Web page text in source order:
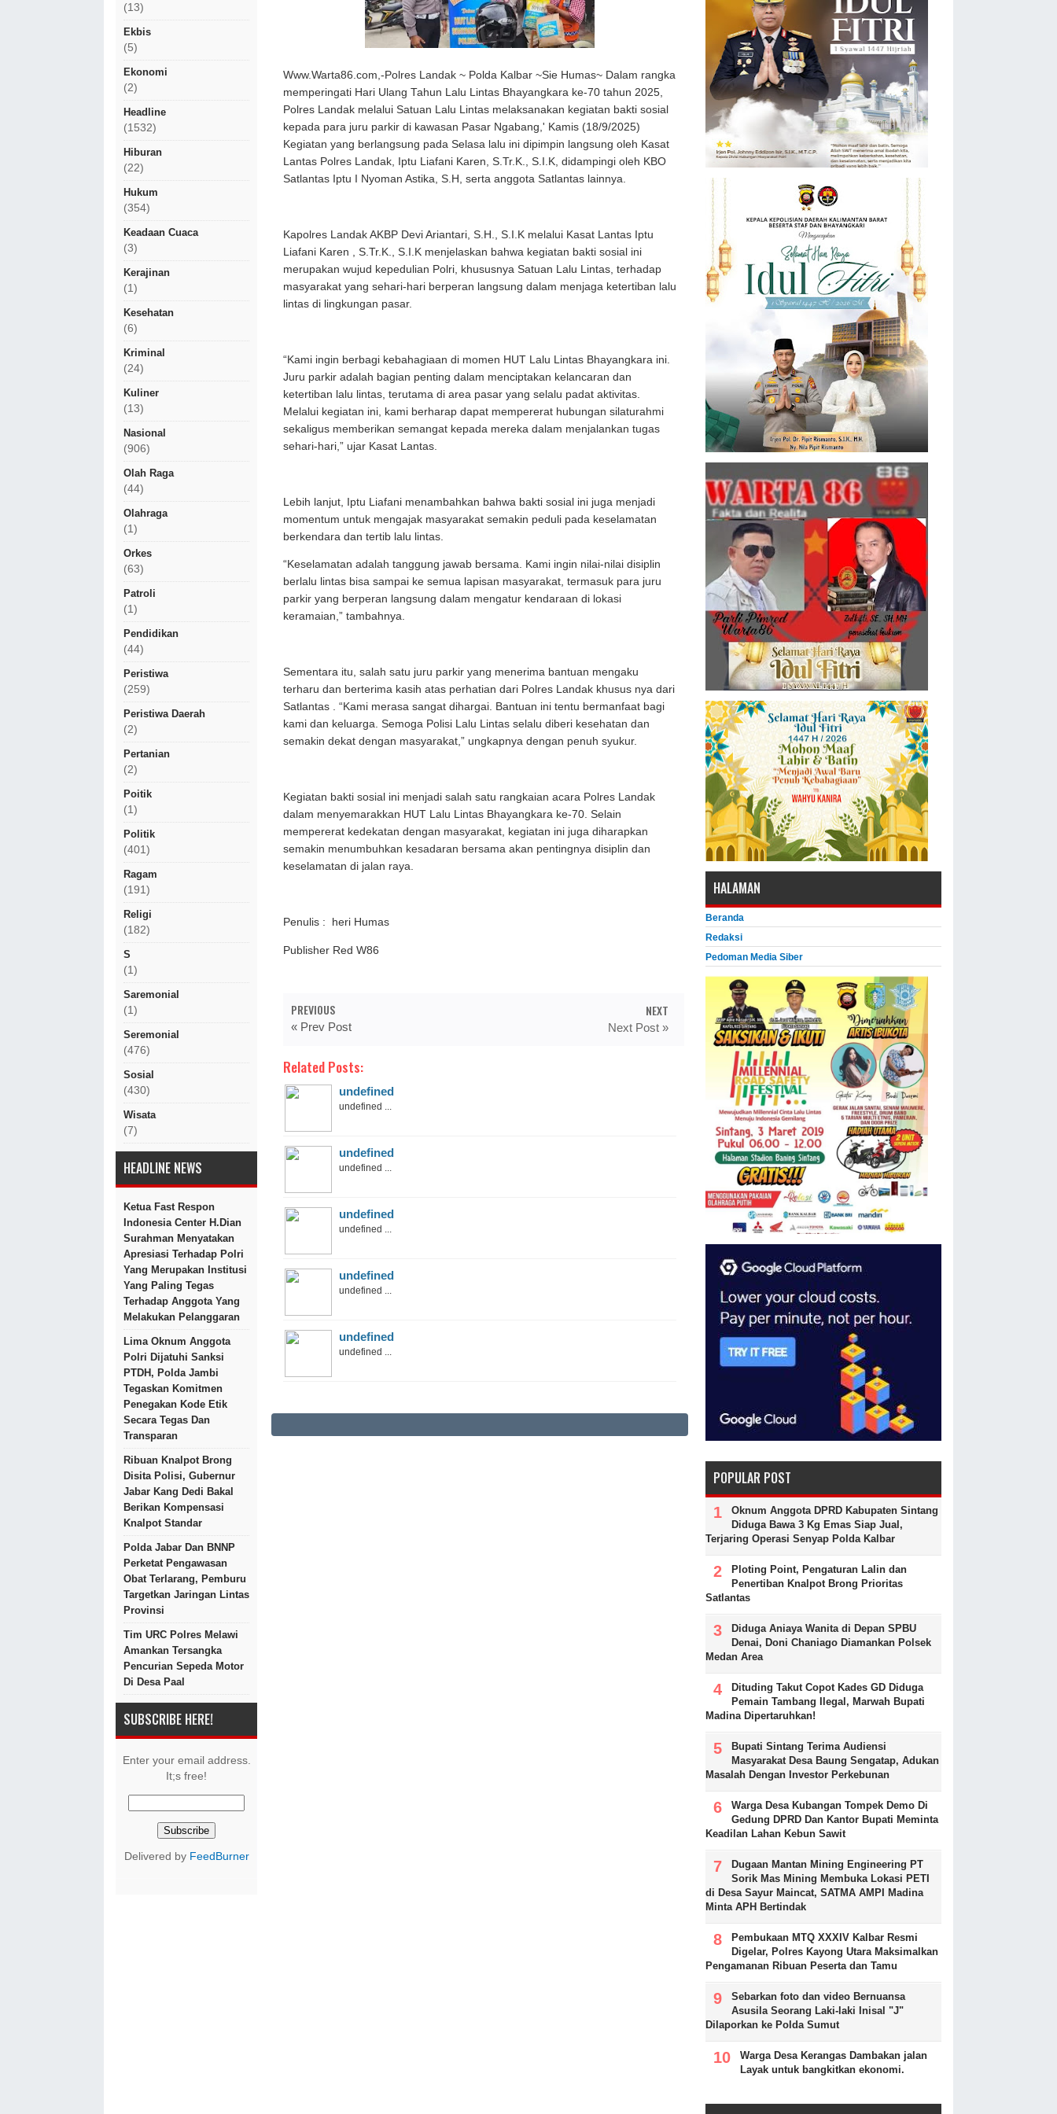
(13)
Ekbis
(5)
Ekonomi
(2)
Headline
(1532)
Hiburan
(22)
Hukum
(354)
Keadaan Cuaca
(3)
Kerajinan
(1)
Kesehatan
(6)
Kriminal
(24)
Kuliner
(13)
Nasional
(906)
Olah Raga
(44)
Olahraga
(1)
Orkes
(63)
Patroli
(1)
Pendidikan
(44)
Peristiwa
(259)
Peristiwa Daerah
(2)
Pertanian
(2)
Poitik
(1)
Politik
(401)
Ragam
(191)
Religi
(182)
S
(1)
Saremonial
(1)
Seremonial
(476)
Sosial
(430)
Wisata
(7)
HEADLINE NEWS
Ketua Fast Respon
Indonesia Center H.Dian
Surahman Menyatakan
Apresiasi Terhadap Polri
Yang Merupakan Institusi
Yang Paling Tegas
Terhadap Anggota Yang
Melakukan Pelanggaran
Lima Oknum Anggota
Polri Dijatuhi Sanksi
PTDH, Polda Jambi
Tegaskan Komitmen
Penegakan Kode Etik
Secara Tegas Dan
Transparan
Ribuan Knalpot Brong
Disita Polisi, Gubernur
Jabar Kang Dedi Bakal
Berikan Kompensasi
Knalpot Standar
Polda Jabar Dan BNNP
Perketat Pengawasan
Obat Terlarang, Pemburu
Targetkan Jaringan Lintas
Provinsi
Tim URC Polres Melawi
Amankan Tersangka
Pencurian Sepeda Motor
Di Desa Paal
SUBSCRIBE HERE!
Enter your email address.
It;s free!
Delivered by FeedBurner
Www.Warta86.com,-Polres Landak ~ Polda Kalbar ~Sie Humas~ Dalam rangka
memperingati Hari Ulang Tahun Lalu Lintas Bhayangkara ke-70 tahun 2025,
Polres Landak melalui Satuan Lalu Lintas melaksanakan kegiatan bakti sosial
kepada para juru parkir di kawasan Pasar Ngabang,' Kamis (18/9/2025)
Kegiatan yang berlangsung pada Selasa lalu ini dipimpin langsung oleh Kasat
Lantas Polres Landak, Iptu Liafani Karen, S.Tr.K., S.I.K, didampingi oleh KBO
Satlantas Iptu I Nyoman Astika, S.H, serta anggota Satlantas lainnya.
Kapolres Landak AKBP Devi Ariantari, S.H., S.I.K melalui Kasat Lantas Iptu
Liafani Karen , S.Tr.K., S.I.K menjelaskan bahwa kegiatan bakti sosial ini
merupakan wujud kepedulian Polri, khususnya Satuan Lalu Lintas, terhadap
masyarakat yang sehari-hari berperan langsung dalam menjaga ketertiban lalu
lintas di lingkungan pasar.
“Kami ingin berbagi kebahagiaan di momen HUT Lalu Lintas Bhayangkara ini.
Juru parkir adalah bagian penting dalam menciptakan kelancaran dan
ketertiban lalu lintas, terutama di area pasar yang selalu padat aktivitas.
Melalui kegiatan ini, kami berharap dapat mempererat hubungan silaturahmi
sekaligus memberikan semangat kepada mereka dalam menjalankan tugas
sehari-hari,” ujar Kasat Lantas.
Lebih lanjut, Iptu Liafani menambahkan bahwa bakti sosial ini juga menjadi
momentum untuk mengajak masyarakat semakin peduli pada keselamatan
berkendara dan tertib lalu lintas.
“Keselamatan adalah tanggung jawab bersama. Kami ingin nilai-nilai disiplin
berlalu lintas bisa sampai ke semua lapisan masyarakat, termasuk para juru
parkir yang berperan langsung dalam mengatur kendaraan di lokasi
keramaian,” tambahnya.
Sementara itu, salah satu juru parkir yang menerima bantuan mengaku
terharu dan berterima kasih atas perhatian dari Polres Landak khusus nya dari
Satlantas . “Kami merasa sangat dihargai. Bantuan ini tentu bermanfaat bagi
kami dan keluarga. Semoga Polisi Lalu Lintas selalu diberi kesehatan dan
semakin dekat dengan masyarakat,” ungkapnya dengan penuh syukur.
Kegiatan bakti sosial ini menjadi salah satu rangkaian acara Polres Landak
dalam menyemarakkan HUT Lalu Lintas Bhayangkara ke-70. Selain
mempererat kedekatan dengan masyarakat, kegiatan ini juga diharapkan
semakin menumbuhkan kesadaran bersama akan pentingnya disiplin dan
keselamatan di jalan raya.
Penulis : heri Humas
Publisher Red W86
PREVIOUS
« Prev Post
NEXT
Next Post »
Related Posts:
undefined
undefined ...
undefined
undefined ...
undefined
undefined ...
undefined
undefined ...
undefined
undefined ...
HALAMAN
Beranda
Redaksi
Pedoman Media Siber
POPULAR POST
Oknum Anggota DPRD Kabupaten Sintang
Diduga Bawa 3 Kg Emas Siap Jual,
Terjaring Operasi Senyap Polda Kalbar
Ploting Point, Pengaturan Lalin dan
Penertiban Knalpot Brong Prioritas
Satlantas
Diduga Aniaya Wanita di Depan SPBU
Denai, Doni Chaniago Diamankan Polsek
Medan Area
Dituding Takut Copot Kades GD Diduga
Pemain Tambang Ilegal, Marwah Bupati
Madina Dipertaruhkan!
Bupati Sintang Terima Audiensi
Masyarakat Desa Baung Sengatap, Adukan
Masalah Dengan Investor Perkebunan
Warga Desa Kubangan Tompek Demo Di
Gedung DPRD Dan Kantor Bupati Meminta
Keadilan Lahan Kebun Sawit
Dugaan Mantan Mining Engineering PT
Sorik Mas Mining Membuka Lokasi PETI
di Desa Sayur Maincat, SATMA AMPI Madina
Minta APH Bertindak
Pembukaan MTQ XXXIV Kalbar Resmi
Digelar, Polres Kayong Utara Maksimalkan
Pengamanan Ribuan Peserta dan Tamu
Sebarkan foto dan video Bernuansa
Asusila Seorang Laki-laki Inisal "J"
Dilaporkan ke Polda Sumut
Warga Desa Kerangas Dambakan jalan
Layak untuk bangkitkan ekonomi.